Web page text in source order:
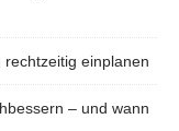
einplanen
– und wann